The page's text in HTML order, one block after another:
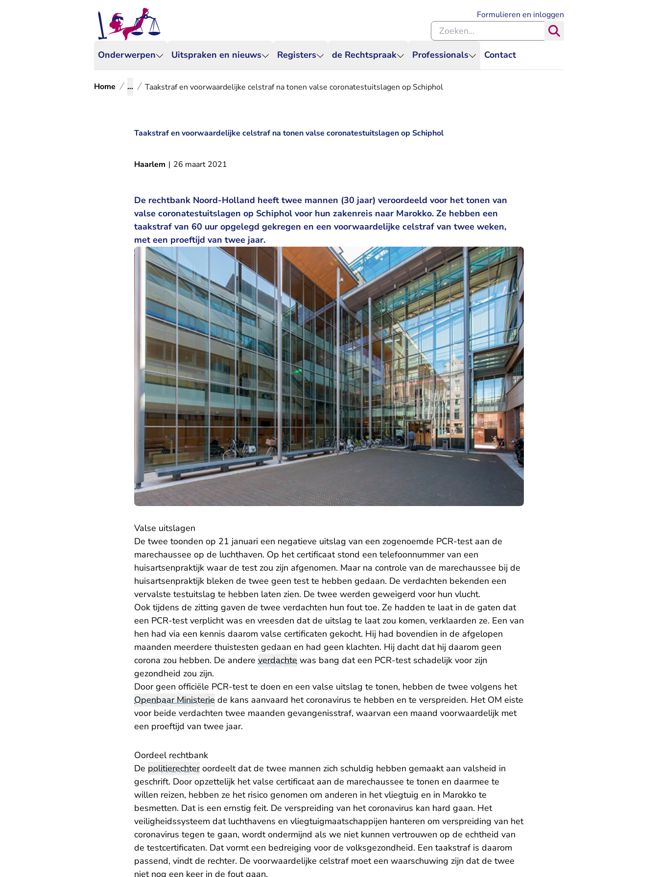
Onderwerpen Uitspraken en nieuws Registers de Rechtspraak Professionals Contact
Formulieren en inloggen
Zoeken binnen de Rechtspraak
Home ... Taakstraf en voorwaardelijke celstraf na tonen valse coronatestuitslagen op Schiphol
Taakstraf en voorwaardelijke celstraf na tonen valse coronatestuitslagen op Schiphol
Haarlem | 26 maart 2021
De rechtbank Noord-Holland heeft twee mannen (30 jaar) veroordeeld voor het tonen van
valse coronatestuitslagen op Schiphol voor hun zakenreis naar Marokko. Ze hebben een
taakstraf van 60 uur opgelegd gekregen en een voorwaardelijke celstraf van twee weken,
met een proeftijd van twee jaar.
Valse uitslagen
De twee toonden op 21 januari een negatieve uitslag van een zogenoemde PCR-test aan de
marechaussee op de luchthaven. Op het certificaat stond een telefoonnummer van een
huisartsenpraktijk waar de test zou zijn afgenomen. Maar na controle van de marechaussee bij de
huisartsenpraktijk bleken de twee geen test te hebben gedaan. De verdachten bekenden een
vervalste testuitslag te hebben laten zien. De twee werden geweigerd voor hun vlucht.
Ook tijdens de zitting gaven de twee verdachten hun fout toe. Ze hadden te laat in de gaten dat
een PCR-test verplicht was en vreesden dat de uitslag te laat zou komen, verklaarden ze. Een van
hen had via een kennis daarom valse certificaten gekocht. Hij had bovendien in de afgelopen
maanden meerdere thuistesten gedaan en had geen klachten. Hij dacht dat hij daarom geen
corona zou hebben. De andere verdachte was bang dat een PCR-test schadelijk voor zijn
gezondheid zou zijn.
Door geen officiële PCR-test te doen en een valse uitslag te tonen, hebben de twee volgens het
Openbaar Ministerie de kans aanvaard het coronavirus te hebben en te verspreiden. Het OM eiste
voor beide verdachten twee maanden gevangenisstraf, waarvan een maand voorwaardelijk met
een proeftijd van twee jaar.
Oordeel rechtbank
De politierechteroordeelt dat de twee mannen zich schuldig hebben gemaakt aan valsheid in
geschrift. Door opzettelijk het valse certificaat aan de marechaussee te tonen en daarmee te
willen reizen, hebben ze het risico genomen om anderen in het vliegtuig en in Marokko te
besmetten. Dat is een ernstig feit. De verspreiding van het coronavirus kan hard gaan. Het
veiligheidssysteem dat luchthavens en vliegtuigmaatschappijen hanteren om verspreiding van het
coronavirus tegen te gaan, wordt ondermijnd als we niet kunnen vertrouwen op de echtheid van
de testcertificaten. Dat vormt een bedreiging voor de volksgezondheid. Een taakstraf is daarom
passend, vindt de rechter. De voorwaardelijke celstraf moet een waarschuwing zijn dat de twee
niet nog een keer in de fout gaan.